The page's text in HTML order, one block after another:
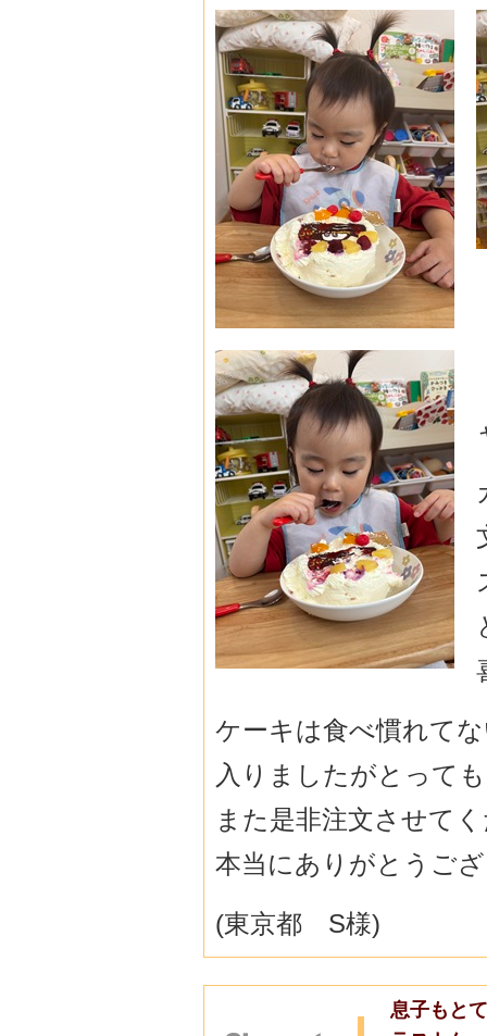
ケーキは食べ慣れて
入りましたがとって
また是非注文させて
本当にありがとうご
(東京都 S様)
息子もと